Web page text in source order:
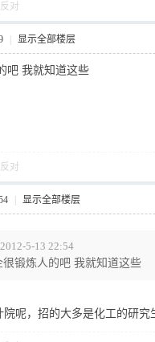
反对
显示全部楼层
吧 我就知道这些
反对
显示全部楼层
5-13 22:54
很锻炼人的吧 我就知道这些
呢，招的大多是化工的研